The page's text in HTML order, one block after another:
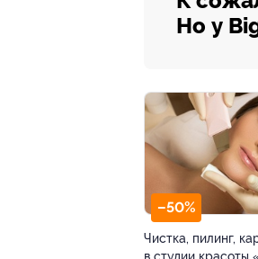
Но у
–50%
Чистка, пилинг,
в студии красоты